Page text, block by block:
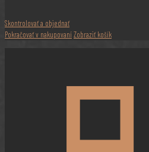
Skontrolovať a objednať
Pokračovať v nakupovaníZobraziť košík